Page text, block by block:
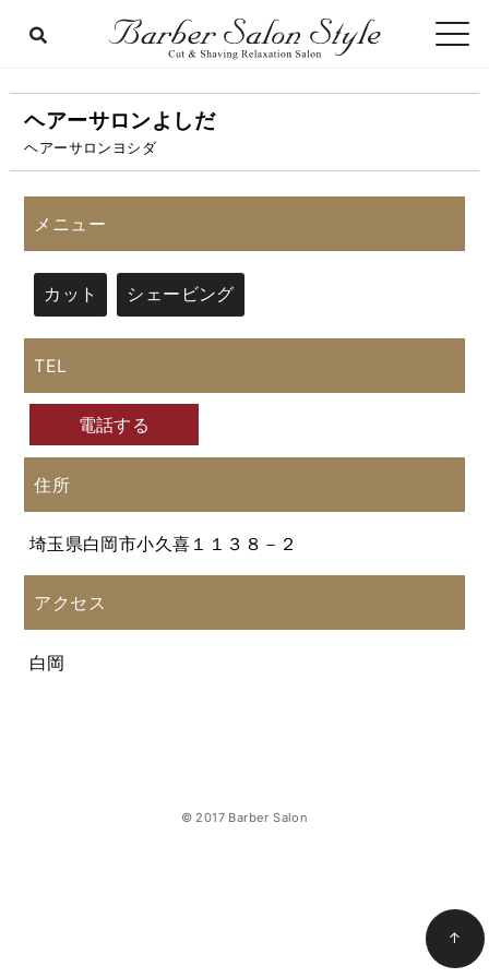
ヘアーサロンよしだ
ヘアーサロンヨシダ
メニュー
カット シェービング
TEL
電話する
住所
埼玉県白岡市小久喜１１３８－２
アクセス
白岡
© 2017 Barber Salon
↑